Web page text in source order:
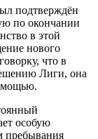
подтверждён
по окончании
в этой
нового
что в
Лиги, она
особую
пребывания